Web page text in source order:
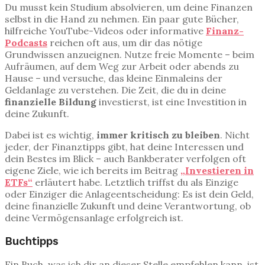
Du musst kein Studium absolvieren, um deine Finanzen
selbst in die Hand zu nehmen. Ein paar gute Bücher,
hilfreiche YouTube-Videos oder informative Finanz-
Podcasts reichen oft aus, um dir das nötige
Grundwissen anzueignen. Nutze freie Momente – beim
Aufräumen, auf dem Weg zur Arbeit oder abends zu
Hause – und versuche, das kleine Einmaleins der
Geldanlage zu verstehen. Die Zeit, die du in deine
finanzielle Bildung investierst, ist eine Investition in
deine Zukunft.
Dabei ist es wichtig, immer kritisch zu bleiben. Nicht
jeder, der Finanztipps gibt, hat deine Interessen und
dein Bestes im Blick – auch Bankberater verfolgen oft
eigene Ziele, wie ich bereits im Beitrag „Investieren in
ETFs“ erläutert habe. Letztlich triffst du als Einzige
oder Einziger die Anlageentscheidung: Es ist dein Geld,
deine finanzielle Zukunft und deine Verantwortung, ob
deine Vermögensanlage erfolgreich ist.
Buchtipps